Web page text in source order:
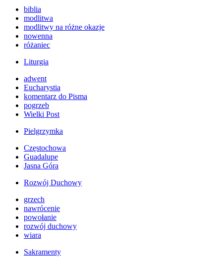
biblia
modlitwa
modlitwy na różne okazje
nowenna
różaniec
Liturgia
adwent
Eucharystia
komentarz do Pisma
pogrzeb
Wielki Post
Pielgrzymka
Częstochowa
Guadalupe
Jasna Góra
Rozwój Duchowy
grzech
nawrócenie
powołanie
rozwój duchowy
wiara
Sakramenty